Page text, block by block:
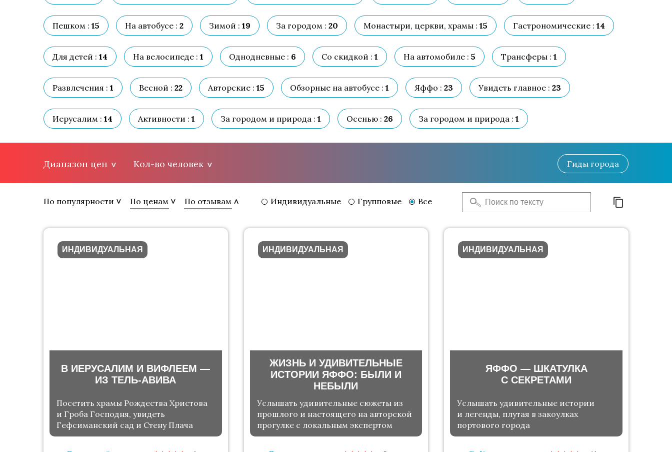
Пешком : 15 На автобусе : 2 Зимой : 19 За городом : 20 Монастыри, церкви, храмы : 15 Гастрономические : 14
Для детей : 14 На велосипеде : 1 Однодневные : 6 Со скидкой : 1 На автомобиле : 5 Трансферы : 1
Развлечения : 1 Весной : 22 Авторские : 15 Обзорные на автобусе : 1 Яффо : 23 Увидеть главное : 23
Иерусалим : 14 Активности : 1 За городом и природа : 1 Осенью : 26 За городом и природа : 1
Диапазон цен Кол-во человек Гиды города
По популярности По ценам По отзывам Индивидуальные Групповые Все
ИНДИВИДУАЛЬНАЯ
В ИЕРУСАЛИМ И ВИФЛЕЕМ —
ИЗ ТЕЛЬ-АВИВА
Посетить храмы Рождества Христова
и Гроба Господня, увидеть
Гефсиманский сад и Стену Плача
ИНДИВИДУАЛЬНАЯ
ЖИЗНЬ И УДИВИТЕЛЬНЫЕ
ИСТОРИИ ЯФФО: БЫЛИ И
НЕБЫЛИ
Услышать удивительные сюжеты из
прошлого и настоящего на авторской
прогулке с локальным экспертом
ИНДИВИДУАЛЬНАЯ
ЯФФО — ШКАТУЛКА
С СЕКРЕТАМИ
Услышать удивительные истории
и легенды, плутая в закоулках
портового города